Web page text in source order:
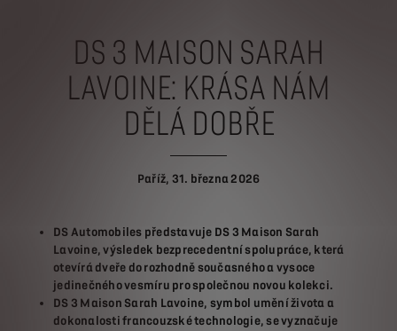
DS 3 MAISON SARAH
LAVOINE: KRÁSA NÁM
DĚLÁ DOBŘE
Paříž, 31. března 2026
DS Automobiles představuje DS 3 Maison Sarah
Lavoine, výsledek bezprecedentní spolupráce, která
otevírá dveře do rozhodně současného a vysoce
jedinečného vesmíru pro společnou novou kolekci.
DS 3 Maison Sarah Lavoine, symbol umění života a
dokonalosti francouzské technologie, se vyznačuje